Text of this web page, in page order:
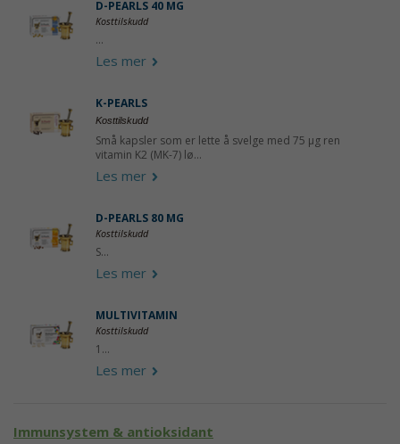
D-PEARLS 40 ΜG
Kosttilskudd
...
Les mer
K-PEARLS
Kosttilskudd
Små kapsler som er lette å svelge med 75 µg ren
vitamin K2 (MK-7) lø...
Les mer
D-PEARLS 80 ΜG
Kosttilskudd
S...
Les mer
MULTIVITAMIN
Kosttilskudd
1...
Les mer
Immunsystem & antioksidant